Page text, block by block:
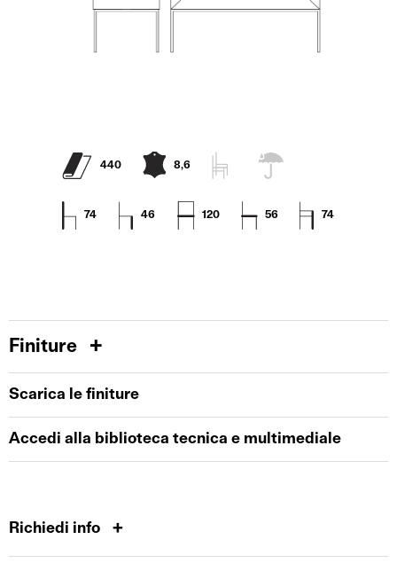
440 8,6
74 46 120 56 74
Finiture
Scarica le finiture
Accedi alla biblioteca tecnica e multimediale
Richiedi info